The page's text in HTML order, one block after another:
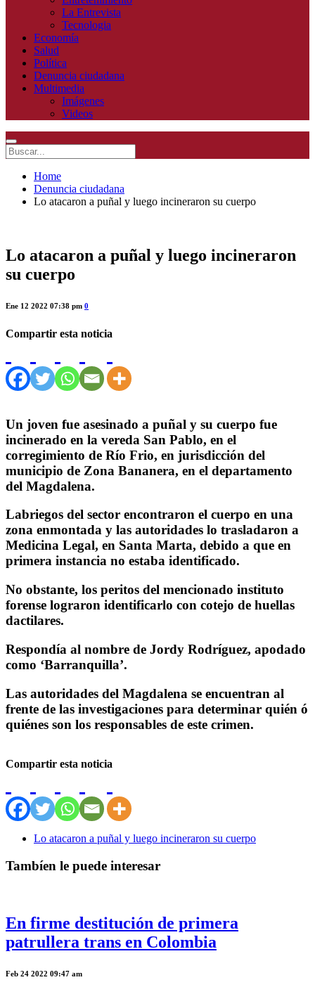
La Entrevista
Tecnologia
Economía
Salud
Política
Denuncia ciudadana
Multimedia
Imágenes
Videos
Home
Denuncia ciudadana
Lo atacaron a puñal y luego incineraron su cuerpo
Lo atacaron a puñal y luego incineraron
su cuerpo
Ene 12 2022 07:38 pm 0
Compartir esta noticia
Un joven fue asesinado a puñal y su cuerpo fue
incinerado en la vereda San Pablo, en el
corregimiento de Río Frio, en jurisdicción del
municipio de Zona Bananera, en el departamento
del Magdalena.
Labriegos del sector encontraron el cuerpo en una
zona enmontada y las autoridades lo trasladaron a
Medicina Legal, en Santa Marta, debido a que en
primera instancia no estaba identificado.
No obstante, los peritos del mencionado instituto
forense lograron identificarlo con cotejo de huellas
dactilares.
Respondía al nombre de Jordy Rodríguez, apodado
como ‘Barranquilla’.
Las autoridades del Magdalena se encuentran al
frente de las investigaciones para determinar quién ó
quiénes son los responsables de este crimen.
Compartir esta noticia
Lo atacaron a puñal y luego incineraron su cuerpo
Tambíen le puede interesar
En firme destitución de primera
patrullera trans en Colombia
Feb 24 2022 09:47 am